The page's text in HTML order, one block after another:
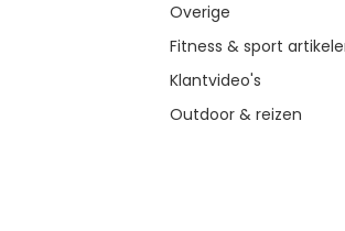
Overige
Fitness & sport
Klantvideo's
Outdoor & reizen